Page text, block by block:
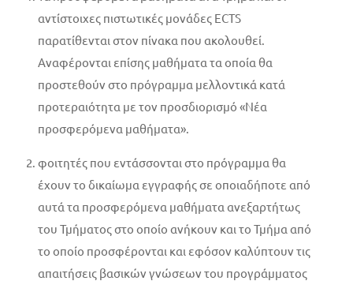
αντίστοιχες πιστωτικές μονάδες ECTS
παρατίθενται στον πίνακα που ακολουθεί.
Αναφέρονται επίσης μαθήματα τα οποία θα
προστεθούν στο πρόγραμμα μελλοντικά κατά
προτεραιότητα με τον προσδιορισμό «Νέα
προσφερόμενα μαθήματα».
φοιτητές που εντάσσονται στο πρόγραμμα θα
έχουν το δικαίωμα εγγραφής σε οποιαδήποτε από
αυτά τα προσφερόμενα μαθήματα ανεξαρτήτως
του Τμήματος στο οποίο ανήκουν και το Τμήμα από
το οποίο προσφέρονται και εφόσον καλύπτουν τις
απαιτήσεις βασικών γνώσεων του προγράμματος